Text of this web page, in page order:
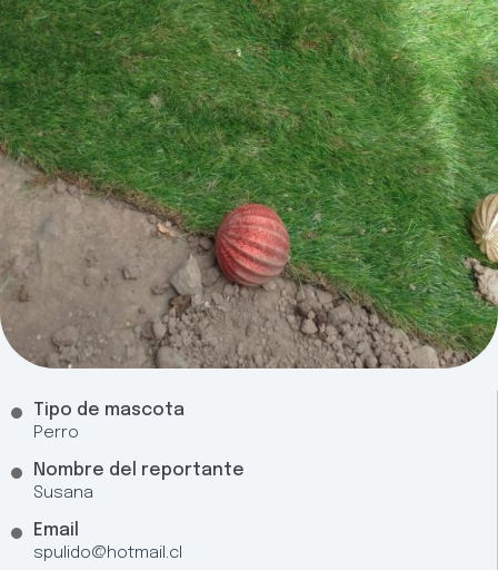
Tipo de mascota
Perro
Nombre del reportante
Susana
Email
spulido@hotmail.cl